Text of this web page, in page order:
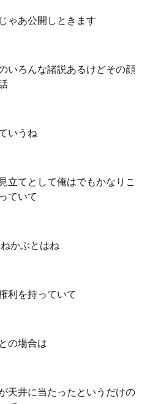
ゃあ公開しときます
いろんな諸説あるけどその顔
いうね
立てとして俺はでもかなりこ
ていて
かぶとはね
利を持っていて
の場合は
天井に当たったというだけの